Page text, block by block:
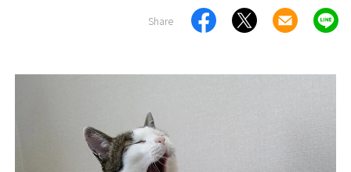
Share